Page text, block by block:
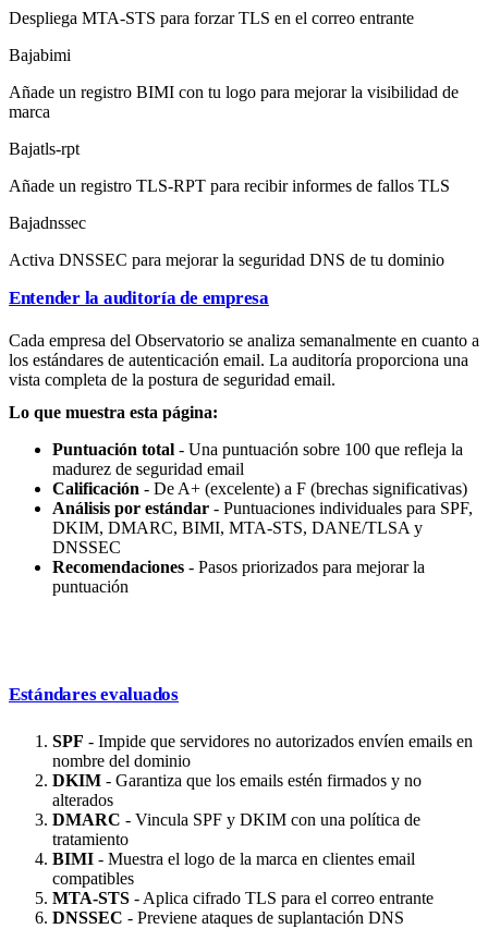
Despliega MTA-STS para forzar TLS en el correo entrante
Bajabimi
Añade un registro BIMI con tu logo para mejorar la visibilidad de
marca
Bajatls-rpt
Añade un registro TLS-RPT para recibir informes de fallos TLS
Bajadnssec
Activa DNSSEC para mejorar la seguridad DNS de tu dominio
Entender la auditoría de empresa
Cada empresa del Observatorio se analiza semanalmente en cuanto a
los estándares de autenticación email. La auditoría proporciona una
vista completa de la postura de seguridad email.
Lo que muestra esta página:
Puntuación total - Una puntuación sobre 100 que refleja la
madurez de seguridad email
Calificación - De A+ (excelente) a F (brechas significativas)
Análisis por estándar - Puntuaciones individuales para SPF,
DKIM, DMARC, BIMI, MTA-STS, DANE/TLSA y
DNSSEC
Recomendaciones - Pasos priorizados para mejorar la
puntuación
Estándares evaluados
SPF - Impide que servidores no autorizados envíen emails en
nombre del dominio
DKIM - Garantiza que los emails estén firmados y no
alterados
DMARC - Vincula SPF y DKIM con una política de
tratamiento
BIMI - Muestra el logo de la marca en clientes email
compatibles
MTA-STS - Aplica cifrado TLS para el correo entrante
DNSSEC - Previene ataques de suplantación DNS